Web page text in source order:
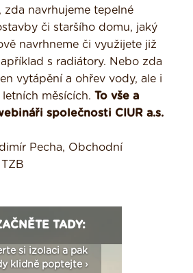
zda navrhujeme tepelné
či staršího domu, jaký
navrhneme či využijete již
s radiátory. Nebo zda
vytápění a ohřev vody, ale i
měsících. To vše a
společnosti CIUR a.s.
Pecha, Obchodní
TADY:
si izolaci a pak
klidně poptejte ›